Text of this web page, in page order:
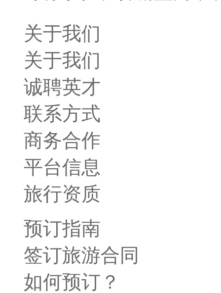
关于我们
关于我们
诚聘英才
联系方式
商务合作
平台信息
旅行资质
预订指南
签订旅游合同
如何预订？